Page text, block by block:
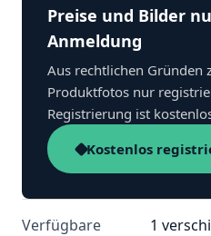
Preise und Bilder
Anmeldung
Aus rechtlichen Gründen
Produktfotos nur
Registrierung ist
Kostenlos
Verfügbare
1